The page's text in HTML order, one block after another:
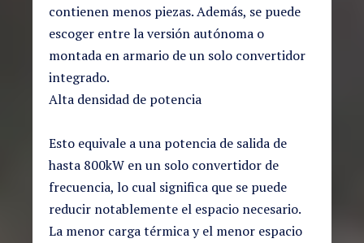
contienen menos piezas. Además, se puede
escoger entre la versión autónoma o
montada en armario de un solo convertidor
integrado.
Alta densidad de potencia
Esto equivale a una potencia de salida de
hasta 800kW en un solo convertidor de
frecuencia, lo cual significa que se puede
reducir notablemente el espacio necesario.
La menor carga térmica y el menor espacio